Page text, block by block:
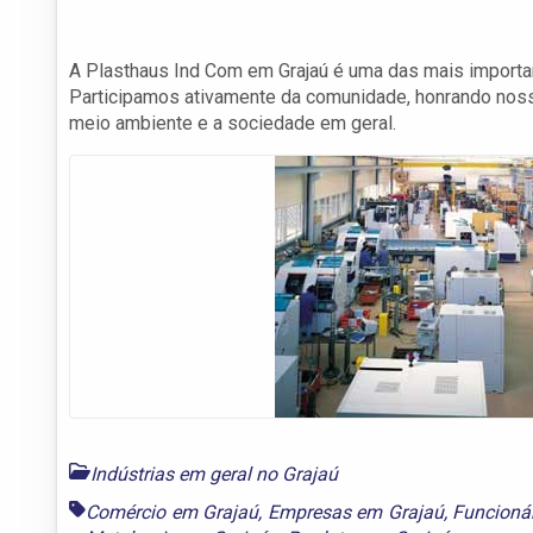
A Plasthaus Ind Com em Grajaú é uma das mais
Participamos ativamente da comunidade, honrando
meio ambiente e a sociedade em geral.
Indústrias em geral no Grajaú
Comércio em Grajaú, Empresas em Grajaú,